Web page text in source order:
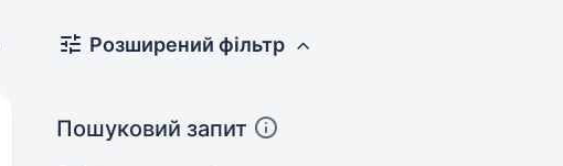
Розширений фільтр
Пошуковий запит